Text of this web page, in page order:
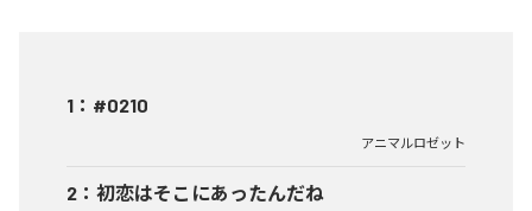
1 ： #0210
アニマルロゼット
2 ： 初恋はそこにあったんだね